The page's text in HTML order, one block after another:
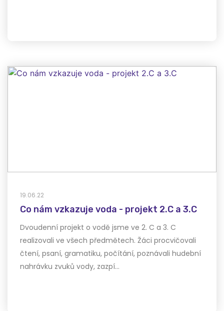
19.06.22
Co nám vzkazuje voda - projekt 2.C a 3.C
Dvoudenní projekt o vodě jsme ve 2. C a 3. C
realizovali ve všech předmětech. Žáci procvičovali
čtení, psaní, gramatiku, počítání, poznávali hudební
nahrávku zvuků vody, zazpí…